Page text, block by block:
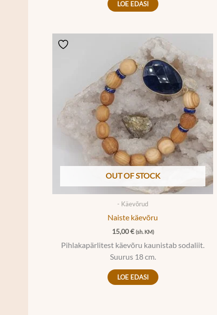
LOE EDASI
OUT OF STOCK
- Käevõrud
Naiste käevõru
15,00€ (sh. KM)
Pihlakapärlitest käevõru kaunistab sodaliit.
Suurus 18 cm.
LOE EDASI